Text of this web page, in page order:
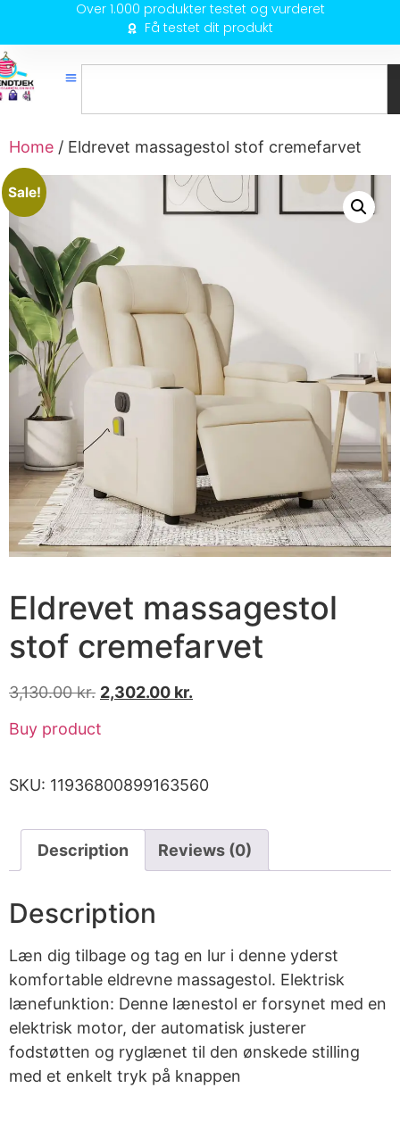
Over 1.000 produkter testet og vurderet
Få testet dit produkt
Home / Eldrevet massagestol stof cremefarvet
Sale!
Eldrevet massagestol
stof cremefarvet
3,130.00kr. 2,302.00 kr.
Buy product
SKU: 11936800899163560
Description Reviews (0)
Description
Læn dig tilbage og tag en lur i denne yderst
komfortable eldrevne massagestol. Elektrisk
lænefunktion: Denne lænestol er forsynet med en
elektrisk motor, der automatisk justerer
fodstøtten og ryglænet til den ønskede stilling
med et enkelt tryk på knappen